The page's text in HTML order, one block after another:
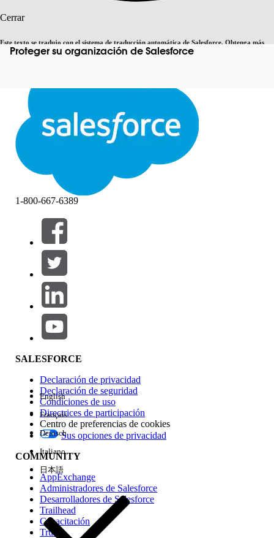
Cerrar
Este texto se tradujo con el sistema de traducción automática de Salesforce. Obtenga más
detallesaquí. Cambiar a inglés Ahora no
Cerrar Cerrar
Proteger su organización de Salesforce
Filtros (0)
SELECCIONAR FILTROS
Área de productos
Repercusión de función
Edición
Experiencia
1-800-667-6389
SALESFORCE
Declaración de privacidad
Declaración de seguridad
Condiciones de uso
Directrices de participación
Centro de preferencias de cookies
Sus opciones de privacidad
COMMUNITY
AppExchange
Administradores de Salesforce
Desarrolladores de Salesforce
Trailhead
Capacitación
Trust
English
Français
Deutsch
Italiano
日本語